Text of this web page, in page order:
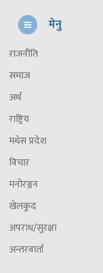
मेनु
राजनीति
समाज
अर्थ
राष्ट्रिय
मधेस प्रदेश
विचार
मनोरञ्जन
खेलकुद
अपराध/सुरक्षा
अन्तरवार्ता